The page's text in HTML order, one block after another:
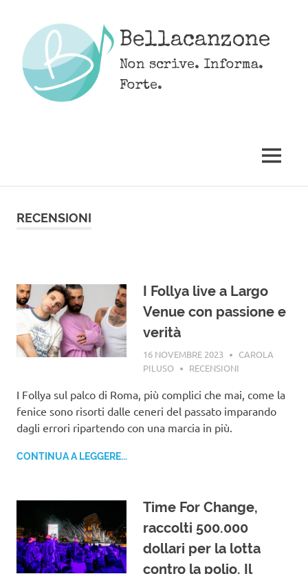
content
Bellacanzone
Non scrive. Informa.
Forte.
MENU
RECENSIONI
I Follya live a Largo
Venue con passione e
verità
16 NOVEMBRE 2023
CAROLA
PILUSO
RECENSIONI
I Follya sul palco di Roma, più complici che mai, come la
fenice sono risorti dalle ceneri del passato imparando
dagli errori ripartendo con una marcia in più.
CONTINUA A LEGGERE...
Time For Change,
raccolti 500.000
dollari per la lotta
contro la polio. Il